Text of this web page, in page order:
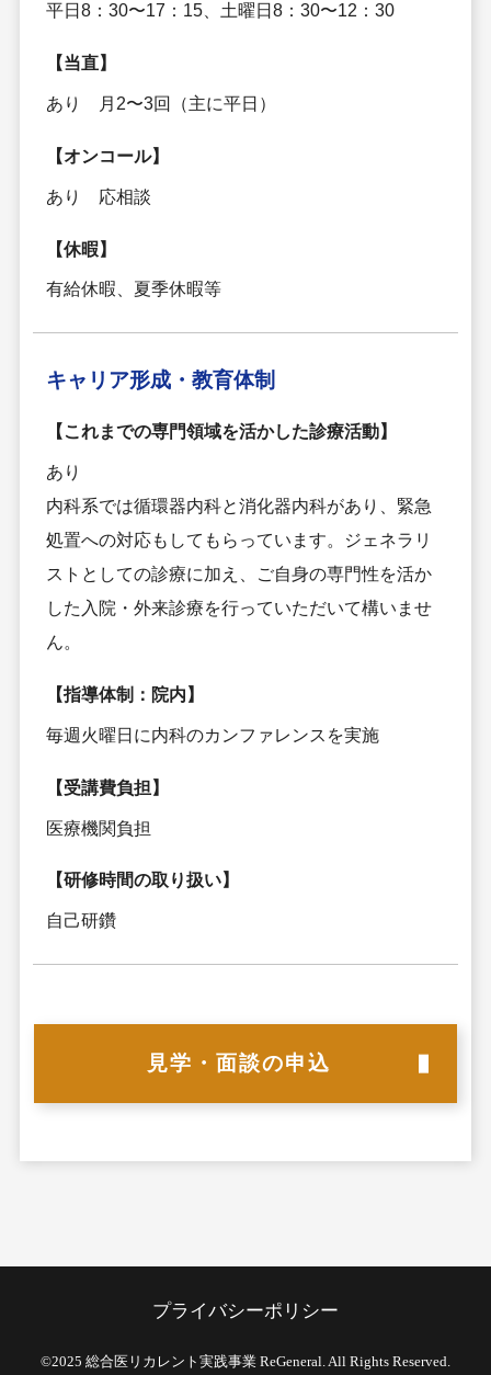
平日8：30〜17：15、土曜日8：30〜12：30
【当直】
あり 月2〜3回（主に平日）
【オンコール】
あり 応相談
【休暇】
有給休暇、夏季休暇等
キャリア形成・ 教育体制
【これまでの専門領域を活かした診療活動】
あり
内科系では循環器内科と消化器内科があり、緊急
処置への対応もしてもらっています。ジェネラリ
ストとしての診療に加え、ご自身の専門性を活か
した入院・外来診療を行っていただいて構いませ
ん。
【指導体制：院内】
毎週火曜日に内科のカンファレンスを実施
【受講費負担】
医療機関負担
【研修時間の取り扱い】
自己研鑽
見学・面談の申込
©2025 総合医リカレント実践事業 ReGeneral. All Rights Reserved.
プライバシーポリシー